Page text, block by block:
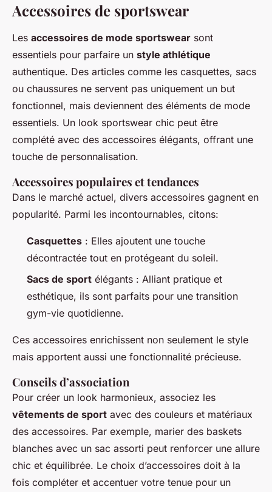
Accessoires de sportswear
Les accessoires de mode sportswear sont
essentiels pour parfaire un style athlétique
authentique. Des articles comme les casquettes, sacs
ou chaussures ne servent pas uniquement un but
fonctionnel, mais deviennent des éléments de mode
essentiels. Un look sportswear chic peut être
complété avec des accessoires élégants, offrant une
touche de personnalisation.
Accessoires populaires et tendances
Dans le marché actuel, divers accessoires gagnent en
popularité. Parmi les incontournables, citons:
Casquettes : Elles ajoutent une touche
décontractée tout en protégeant du soleil.
Sacs de sport élégants : Alliant pratique et
esthétique, ils sont parfaits pour une transition
gym-vie quotidienne.
Ces accessoires enrichissent non seulement le style
mais apportent aussi une fonctionnalité précieuse.
Conseils d’association
Pour créer un look harmonieux, associez les
vêtements de sport avec des couleurs et matériaux
des accessoires. Par exemple, marier des baskets
blanches avec un sac assorti peut renforcer une allure
chic et équilibrée. Le choix d’accessoires doit à la
fois compléter et accentuer votre tenue pour un